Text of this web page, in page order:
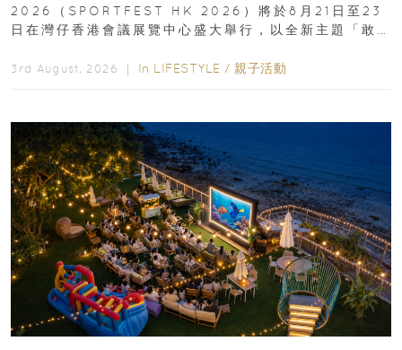
2026（SPORTFEST HK 2026）將於8月21日至23
日在灣仔香港會議展覽中心盛大舉行，以全新主題「敢
3rd August, 2026 ｜ In LIFESTYLE / 親子活動